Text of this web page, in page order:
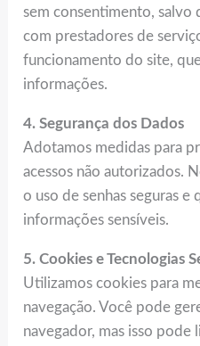
sem consentimento,
com prestadores de
funcionamento do site,
informações.
4. Segurança dos Dados
Adotamos medidas para
acessos não autorizados.
o uso de senhas seguras
informações sensíveis.
5. Cookies e Tecnologias
Utilizamos cookies para
navegação. Você pode
navegador, mas isso pode